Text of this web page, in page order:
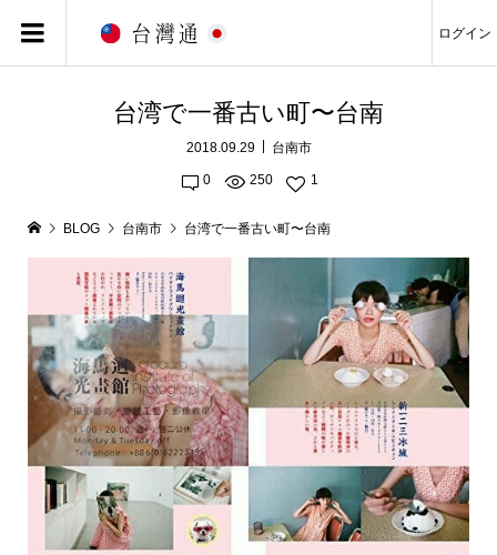
ログイン
台湾で一番古い町〜台南
2018.09.29 台南市
0 250 1
BLOG 台南市 台湾で一番古い町〜台南